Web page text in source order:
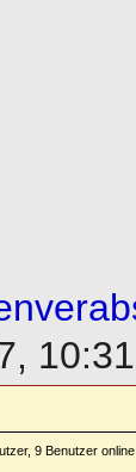
10:31
9 Benutzer